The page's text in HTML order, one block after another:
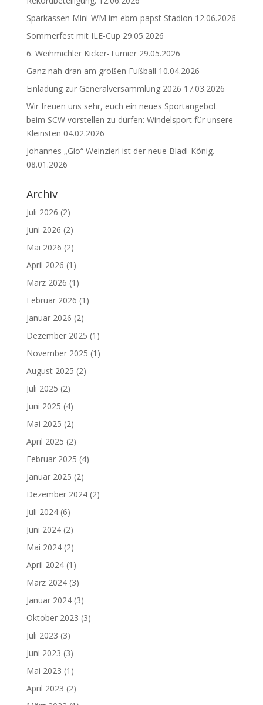
Sparkassen Mini-WM im ebm-papst Stadion 12.06.2026
Sommerfest mit ILE-Cup 29.05.2026
6. Weihmichler Kicker-Turnier 29.05.2026
Ganz nah dran am großen Fußball 10.04.2026
Einladung zur Generalversammlung 2026 17.03.2026
Wir freuen uns sehr, euch ein neues Sportangebot
beim SCW vorstellen zu dürfen: Windelsport für unsere
Kleinsten 04.02.2026
Johannes „Gio“ Weinzierl ist der neue Blädl-König.
08.01.2026
Archiv
Juli 2026 (2)
Juni 2026 (2)
Mai 2026 (2)
April 2026 (1)
März 2026 (1)
Februar 2026 (1)
Januar 2026 (2)
Dezember 2025 (1)
November 2025 (1)
August 2025 (2)
Juli 2025 (2)
Juni 2025 (4)
Mai 2025 (2)
April 2025 (2)
Februar 2025 (4)
Januar 2025 (2)
Dezember 2024(2)
Juli 2024(6)
Juni 2024(2)
Mai 2024(2)
April 2024(1)
März 2024(3)
Januar 2024(3)
Oktober 2023 (3)
Juli 2023 (3)
Juni 2023 (3)
Mai 2023 (1)
April 2023 (2)